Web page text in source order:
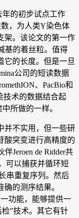
的初步试点工作
，为人类Y染色体
架。该论文的第一作
基的着丝粒。值得
它的长度。但是一旦
公司的短读数据
、PacBio和
技术的数据结合起
所做的一样。
并不实用，但一些研
酸突变进行高精度的
Jeroen de Ridder共
可以捕获并循环短
串重复序列。然后
的测序结果。
功能，能够提供一
”技术。其它有针